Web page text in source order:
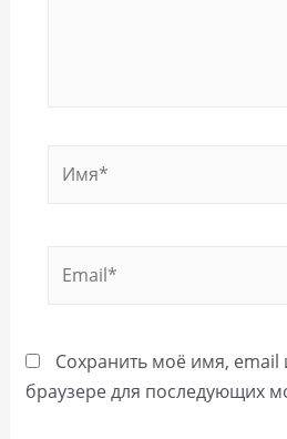
Сохранить моё имя, email
браузере для последующих